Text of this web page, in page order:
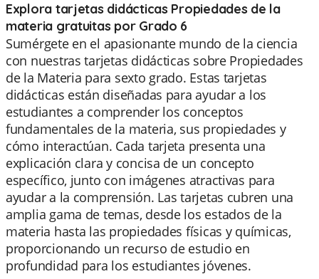
Explora tarjetas didácticas Propiedades de la
materia gratuitas por Grado 6
Sumérgete en el apasionante mundo de la ciencia
con nuestras tarjetas didácticas sobre Propiedades
de la Materia para sexto grado. Estas tarjetas
didácticas están diseñadas para ayudar a los
estudiantes a comprender los conceptos
fundamentales de la materia, sus propiedades y
cómo interactúan. Cada tarjeta presenta una
explicación clara y concisa de un concepto
específico, junto con imágenes atractivas para
ayudar a la comprensión. Las tarjetas cubren una
amplia gama de temas, desde los estados de la
materia hasta las propiedades físicas y químicas,
proporcionando un recurso de estudio en
profundidad para los estudiantes jóvenes.